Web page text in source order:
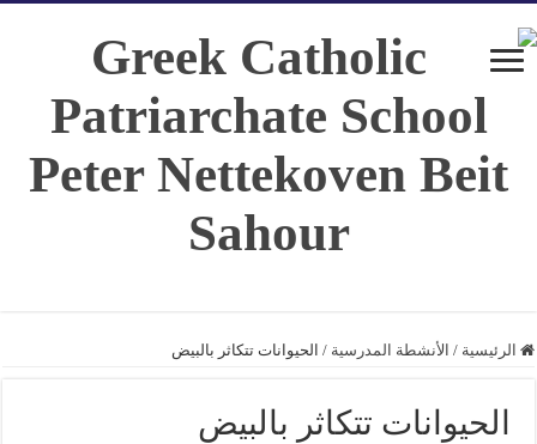
الرئيسية / الأنشطة المدرسية / الحيوانات تتكاثر بالبيض
الحيوانات تتكاثر بالبيض